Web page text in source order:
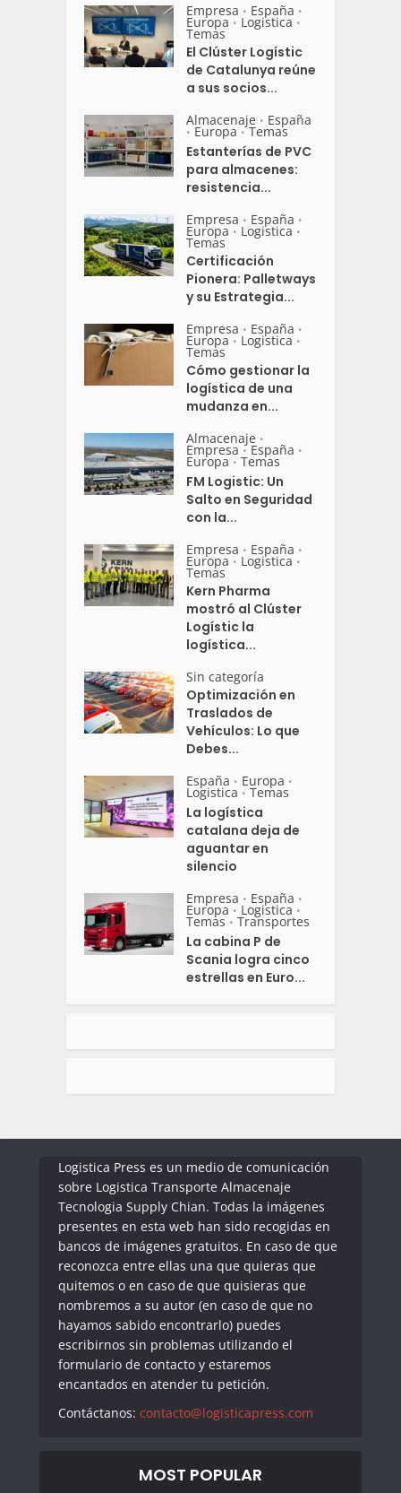
Empresa • España •
Europa • Logistica •
Temas
El Clúster Logístic
de Catalunya reúne
a sus socios...
Almacenaje • España
• Europa • Temas
Estanterías de PVC
para almacenes:
resistencia...
Empresa • España •
Europa • Logistica •
Temas
Certificación
Pionera: Palletways
y su Estrategia...
Empresa • España •
Europa • Logistica •
Temas
Cómo gestionar la
logística de una
mudanza en...
Almacenaje •
Empresa • España •
Europa • Temas
FM Logistic: Un
Salto en Seguridad
con la...
Empresa • España •
Europa • Logistica •
Temas
Kern Pharma
mostró al Clúster
Logístic la
logística...
Sin categoría
Optimización en
Traslados de
Vehículos: Lo que
Debes...
España • Europa •
Logistica • Temas
La logística
catalana deja de
aguantar en
silencio
Empresa • España •
Europa • Logistica •
Temas • Transportes
La cabina P de
Scania logra cinco
estrellas en Euro...
Logistica Press es un medio de comunicación
sobre Logistica Transporte Almacenaje
Tecnologia Supply Chian. Todas la imágenes
presentes en esta web han sido recogidas en
bancos de imágenes gratuitos. En caso de que
reconozca entre ellas una que quieras que
quitemos o en caso de que quisieras que
nombremos a su autor (en caso de que no
hayamos sabido encontrarlo) puedes
escribirnos sin problemas utilizando el
formulario de contacto y estaremos
encantados en atender tu petición.
Contáctanos: contacto@logisticapress.com
MOST POPULAR